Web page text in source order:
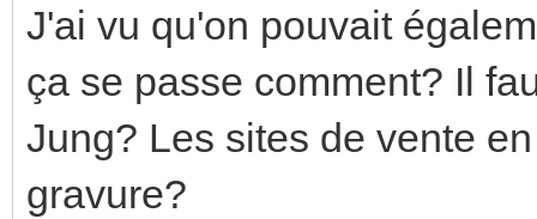
J'ai vu qu'on pouvait
ça se passe comment? Il
Jung? Les sites de vente
gravure?